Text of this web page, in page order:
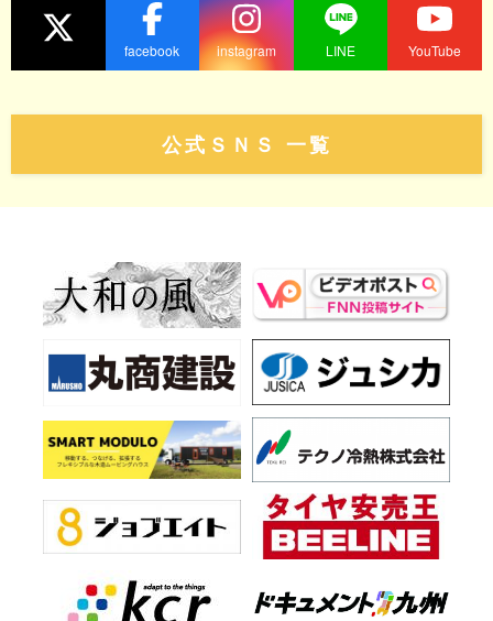
facebook instagram LINE YouTube
公式ＳＮＳ 一覧